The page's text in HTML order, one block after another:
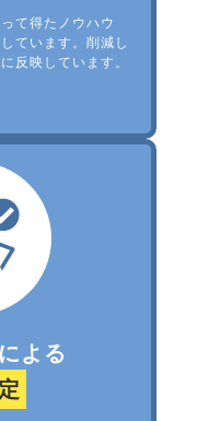
て得たノウハウ
ています。削減し
反映しています。
よる